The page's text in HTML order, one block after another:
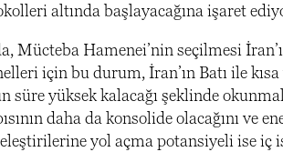
altında başlayacağına işaret
Mücteba Hamenei’nin seçilmesi
için bu durum, İran’ın Batı ile
yüksek kalacağı şeklinde
daha da konsolide olacağını
yol açma potansiyeli ise iç